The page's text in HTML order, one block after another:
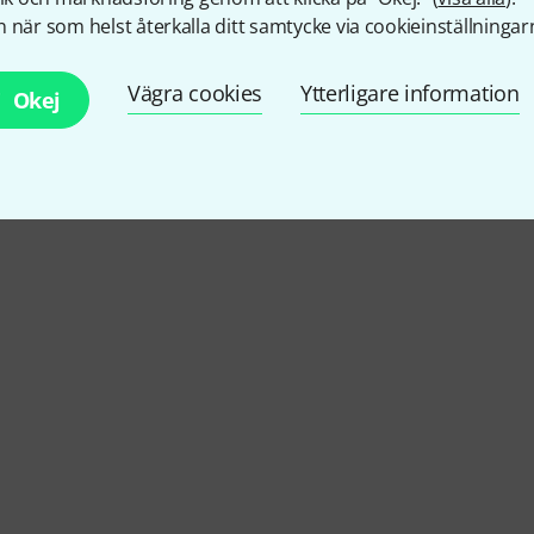
när som helst återkalla ditt samtycke via
Okej Vägra cookies Ytterligare information
4.4/ 5